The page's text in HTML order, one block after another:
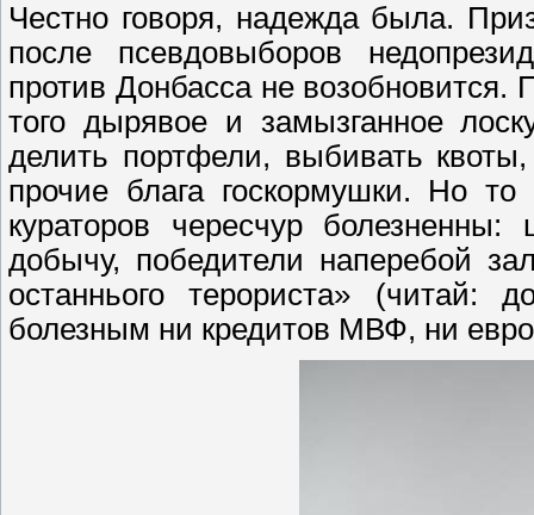
Честно говоря, надежда была.
после псевдовыборов
против Донбасса не возобновится.
того дырявое и замызганное
делить портфели, выбивать
прочие блага госкормушки. Но
кураторов чересчур
добычу, победители наперебой
останнього терориста» (читай:
болезным ни кредитов МВФ, ни